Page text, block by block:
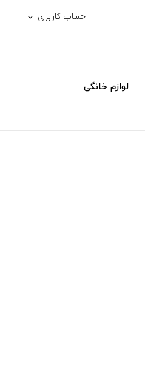
حساب کاربری
لوازم خانگی